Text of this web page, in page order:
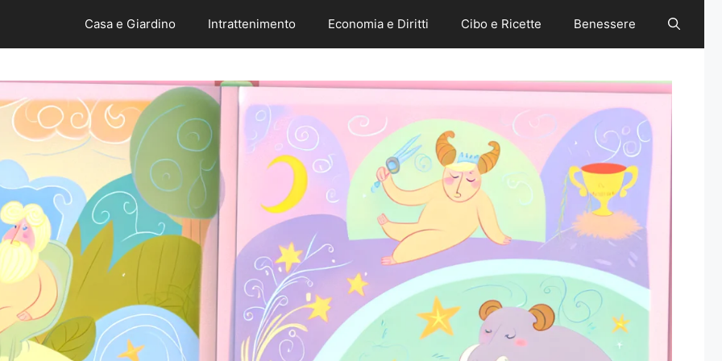
Casa e Giardino Intrattenimento Economia e Diritti Cibo e Ricette Benessere